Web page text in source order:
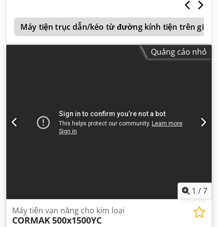
Máy tiện trục dẫn/kéo từ đường kính tiện trên
Quảng cáo nhỏ
1 /7
Máy tiện vạn năng cho kim loại
CORMAK500x1500YC